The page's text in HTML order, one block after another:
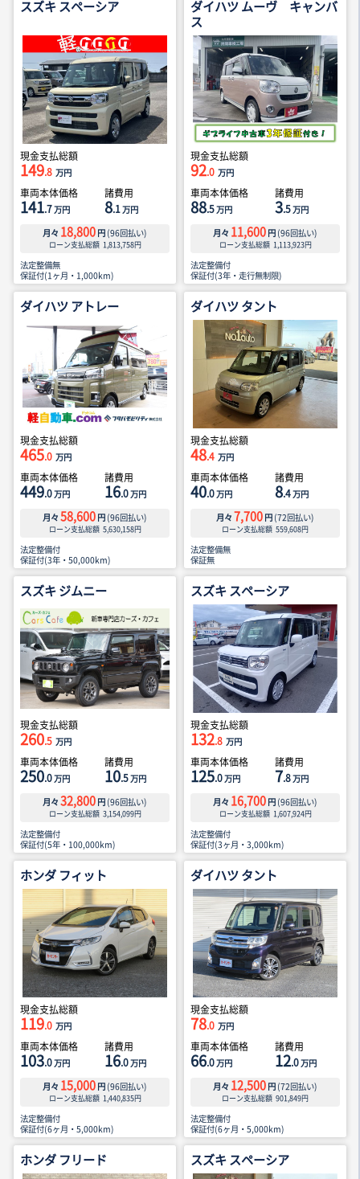
スズキ スペーシア
現金支払総額
149.8 万円
車両本体価格
141.7万円
諸費用
8.1万円
月々 18,800 円 (96回払い)
ローン支払総額 1,813,758円
法定整備無
保証付(1ヶ月・1,000km)
ダイハツ ムーヴ キャンバ
ス
現金支払総額
92.0 万円
車両本体価格
88.5万円
諸費用
3.5万円
月々 11,600 円 (96回払い)
ローン支払総額 1,113,923円
法定整備付
保証付(3年・走行無制限)
ダイハツ アトレー
現金支払総額
465.0 万円
車両本体価格
449.0万円
諸費用
16.0万円
月々 58,600 円 (96回払い)
ローン支払総額 5,630,158円
法定整備付
保証付(3年・50,000km)
ダイハツ タント
現金支払総額
48.4 万円
車両本体価格
40.0万円
諸費用
8.4万円
月々 7,700 円 (72回払い)
ローン支払総額 559,608円
法定整備無
保証無
スズキ ジムニー
現金支払総額
260.5 万円
車両本体価格
250.0万円
諸費用
10.5万円
月々 32,800 円 (96回払い)
ローン支払総額 3,154,099円
法定整備付
保証付(5年・100,000km)
スズキ スペーシア
現金支払総額
132.8 万円
車両本体価格
125.0万円
諸費用
7.8万円
月々 16,700 円 (96回払い)
ローン支払総額 1,607,924円
法定整備付
保証付(3ヶ月・3,000km)
ホンダ フィット
現金支払総額
119.0 万円
車両本体価格
103.0万円
諸費用
16.0万円
月々 15,000 円 (96回払い)
ローン支払総額 1,440,835円
法定整備付
保証付(6ヶ月・5,000km)
ダイハツ タント
現金支払総額
78.0 万円
車両本体価格
66.0万円
諸費用
12.0万円
月々 12,500 円 (72回払い)
ローン支払総額 901,849円
法定整備付
保証付(6ヶ月・5,000km)
ホンダ フリード スズキ スペーシア